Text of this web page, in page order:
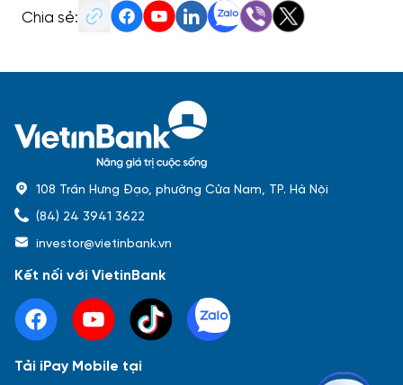
Chia sẻ:
108 Trần Hưng Đạo, phường Cửa Nam, TP. Hà Nội
(84) 24 3941 3622
investor@vietinbank.vn
Kết nối với VietinBank
Tải iPay Mobile tại